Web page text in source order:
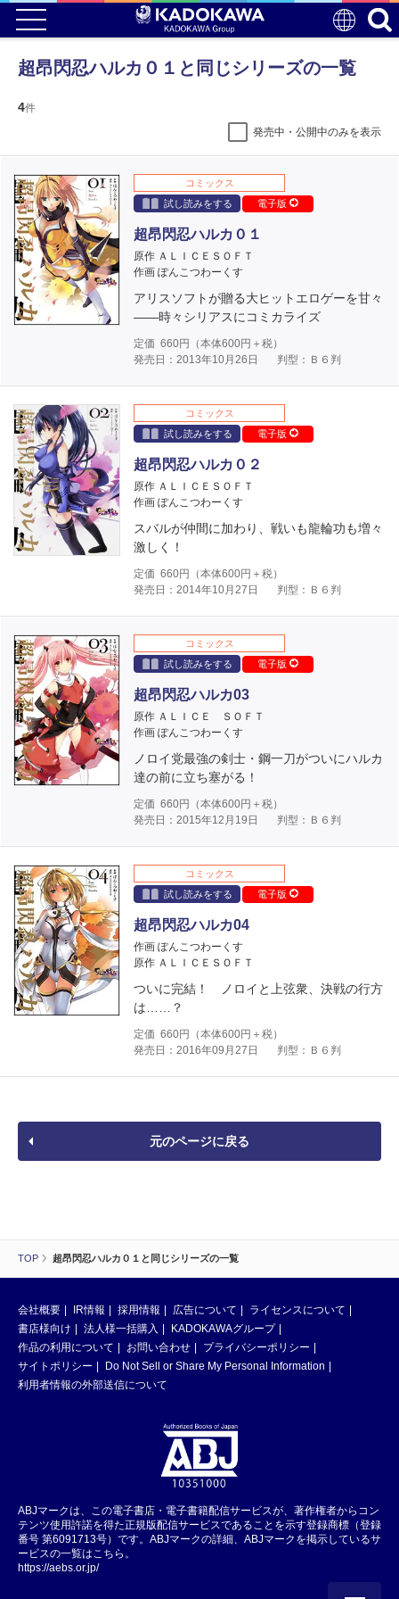
TOP 超昂閃忍ハルカ０１と同じシリーズの一覧
超昂閃忍ハルカ０１と同じシリーズの一覧
4件
発売中・公開中のみを表示
コミックス
試し読みをする
電子版
超昂閃忍ハルカ０１
原作 ＡＬＩＣＥＳＯＦＴ
作画 ぽんこつわーくす
アリスソフトが贈る大ヒットエロゲーを甘々
――時々シリアスにコミカライズ
定価 660円（本体600円＋税）
発売日：2013年10月26日
判型：Ｂ６判
コミックス
試し読みをする
電子版
超昂閃忍ハルカ０２
原作 ＡＬＩＣＥＳＯＦＴ
作画 ぽんこつわーくす
スバルが仲間に加わり、戦いも龍輪功も増々
激しく！
定価 660円（本体600円＋税）
発売日：2014年10月27日
判型：Ｂ６判
コミックス
試し読みをする
電子版
超昂閃忍ハルカ03
原作 ＡＬＩＣＥ ＳＯＦＴ
作画 ぽんこつわーくす
ノロイ党最強の剣士・鋼一刀がついにハルカ
達の前に立ち塞がる！
定価 660円（本体600円＋税）
発売日：2015年12月19日
判型：Ｂ６判
コミックス
試し読みをする
電子版
超昂閃忍ハルカ04
作画 ぽんこつわーくす
原作 ＡＬＩＣＥＳＯＦＴ
ついに完結！ ノロイと上弦衆、決戦の行方
は……？
定価 660円（本体600円＋税）
発売日：2016年09月27日
判型：Ｂ６判
元のページに戻る
会社概要 IR情報 採用情報 広告について
ライセンスについて
書店様向け
法人様一括購入
KADOKAWAグループ
作品の利用について
お問い合わせ
プライバシーポリシー
サイトポリシー
Do Not Sell or Share My Personal Information
利用者情報の外部送信について
ABJマークは、この電子書店・電子書籍配信サービスが、著作権者からコン
テンツ使用許諾を得た正規版配信サービスであることを示す登録商標（登録
番号 第6091713号）です。ABJマークの詳細、ABJマークを掲示しているサ
ービスの一覧はこちら。
https://aebs.or.jp/